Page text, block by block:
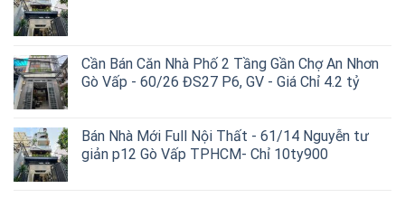
Cần Bán Căn Nhà Phố 2 Tầng Gần Chợ An Nhơn
Gò Vấp - 60/26 ĐS27 P6, GV - Giá Chỉ 4.2 tỷ
Bán Nhà Mới Full Nội Thất - 61/14 Nguyễn tư
giản p12 Gò Vấp TPHCM- Chỉ 10ty900